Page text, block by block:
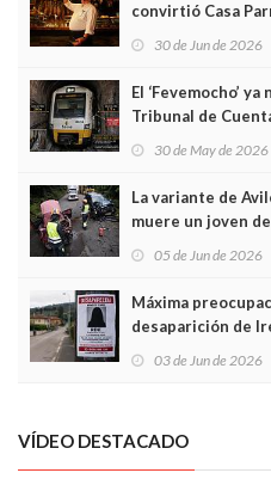
convirtió Casa
Asturias en Madrid
30 de Jun de 2026
El ‘Fevemocho’
Tribunal de
sobrecoste de los
30 de May de 2026
La variante de
muere un joven
frontal
05 de Jun de 2026
Máxima
desaparición de
03 de Jun de 2026
VÍDEO DESTACADO